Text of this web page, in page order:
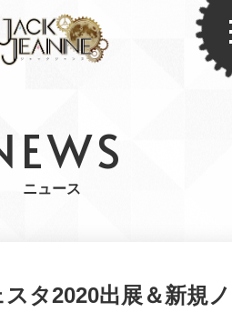
ニュース
タ2020出展＆新規ノ